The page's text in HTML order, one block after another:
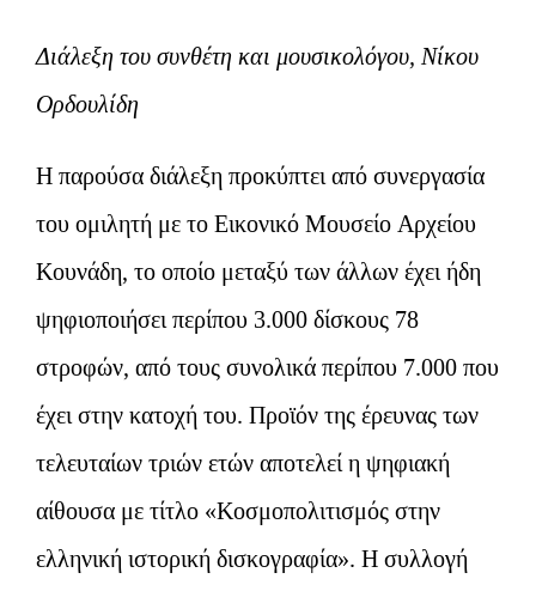
Διάλεξη του συνθέτη και μουσικολόγου, Νίκου
Ορδουλίδη
Η παρούσα διάλεξη προκύπτει από συνεργασία
του ομιλητή με το Εικονικό Μουσείο Αρχείου
Κουνάδη, το οποίο μεταξύ των άλλων έχει ήδη
ψηφιοποιήσει περίπου 3.000 δίσκους 78
στροφών, από τους συνολικά περίπου 7.000 που
έχει στην κατοχή του. Προϊόν της έρευνας των
τελευταίων τριών ετών αποτελεί η ψηφιακή
αίθουσα με τίτλο «Κοσμοπολιτισμός στην
ελληνική ιστορική δισκογραφία». Η συλλογή